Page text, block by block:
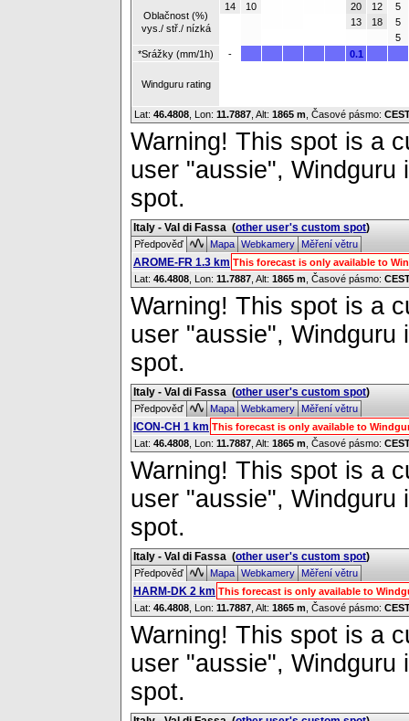
Oblačnost (%)
vys./ stř./ nízká
14 10
20
13
12
18
5
5
5
*Srážky (mm/1h)
- 0.1
Windguru rating
Lat: 46.4808 , Lon: 11.7887 Alt: 1865 m , Časové pásmo:
Warning! This spot is a
user "aussie",
spot.
Italy - Val di Fassa (other user's custom spot)
Předpověď MapaWebkameryMěření větru
AROME-FR 1.3 km This forecast is only available to
Lat: 46.4808 , Lon: 11.7887 Alt: 1865 m , Časové pásmo:
Warning! This spot is a
user "aussie",
spot.
Italy - Val di Fassa (other user's custom spot)
Předpověď MapaWebkameryMěření větru
ICON-CH 1 km This forecast is only available to
Lat: 46.4808 , Lon: 11.7887 Alt: 1865 m , Časové pásmo:
Warning! This spot is a
user "aussie",
spot.
Italy - Val di Fassa (other user's custom spot)
Předpověď MapaWebkameryMěření větru
HARM-DK 2 km This forecast is only available to
Lat: 46.4808 , Lon: 11.7887 Alt: 1865 m , Časové pásmo:
Warning! This spot is a
user "aussie",
spot.